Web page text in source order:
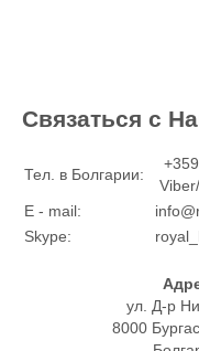
Связаться с
Тел. в Болгарии:
E - mail:
Skype:
ул. Д-р
8000